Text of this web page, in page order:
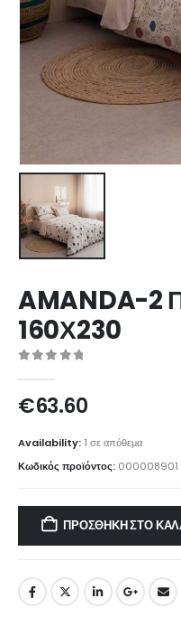
AMANDA-
160Χ230
€63.60
Availability: 1 σε απόθεμα
Κωδικός προϊόντος: 000008901
ΠΡΟΣΘΉΚΗ ΣΤΟ